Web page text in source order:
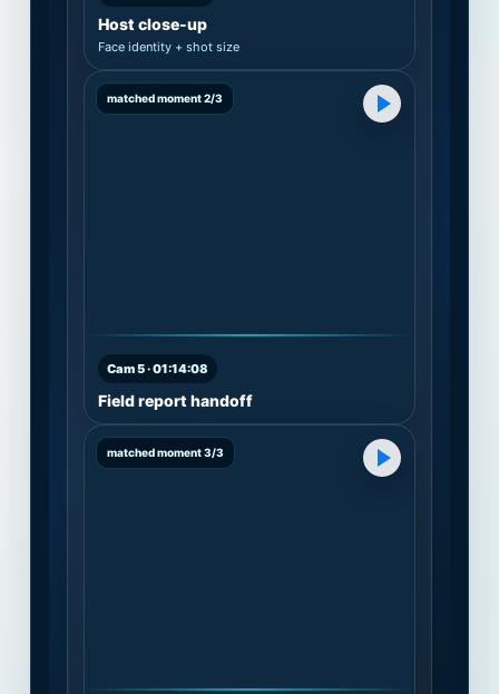
Host close-up
Face identity + shot size
matched moment 2/3
Cam 5 · 01:14:08
Field report handoff
matched moment 3/3